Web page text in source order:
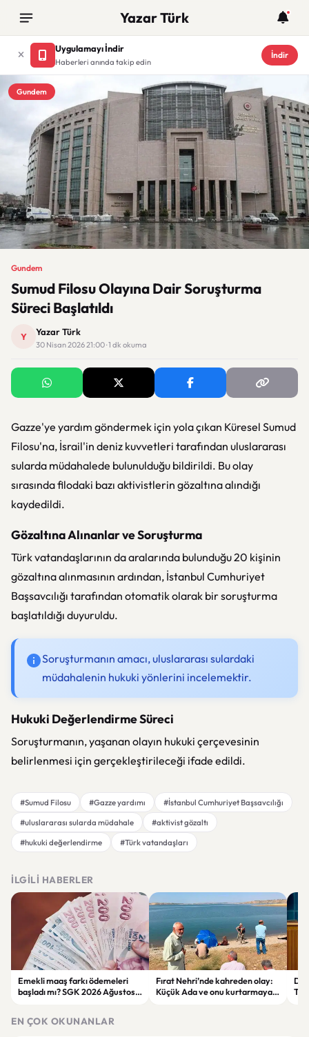
Yazar Türk
Uygulamayı İndir
Haberleri anında takip edin
İndir
Gundem
Gundem
Sumud Filosu Olayına Dair Soruşturma
Süreci Başlatıldı
Y Yazar Türk
30 Nisan 2026 21:00 · 1 dk okuma
Gazze'ye yardım göndermek için yola çıkan Küresel Sumud
Filosu'na, İsrail'in deniz kuvvetleri tarafından uluslararası
sularda müdahalede bulunulduğu bildirildi. Bu olay
sırasında filodaki bazı aktivistlerin gözaltına alındığı
kaydedildi.
Gözaltına Alınanlar ve Soruşturma
Türk vatandaşlarının da aralarında bulunduğu 20 kişinin
gözaltına alınmasının ardından, İstanbul Cumhuriyet
Başsavcılığı tarafından otomatik olarak bir soruşturma
başlatıldığı duyuruldu.
Soruşturmanın amacı, uluslararası sulardaki
müdahalenin hukuki yönlerini incelemektir.
Hukuki Değerlendirme Süreci
Soruşturmanın, yaşanan olayın hukuki çerçevesinin
belirlenmesi için gerçekleştirileceği ifade edildi.
#Sumud Filosu #Gazze yardımı
#İstanbul Cumhuriyet Başsavcılığı
#uluslararası sularda müdahale
#aktivist gözaltı
#hukuki değerlendirme
#Türk vatandaşları
İLGILI HABERLER
Emekli maaş farkı ödemeleri
başladı mı? SGK 2026 Ağustos
Fırat Nehri’nde kahreden olay:
Küçük Ada ve onu kurtarmaya
EN ÇOK OKUNANLAR